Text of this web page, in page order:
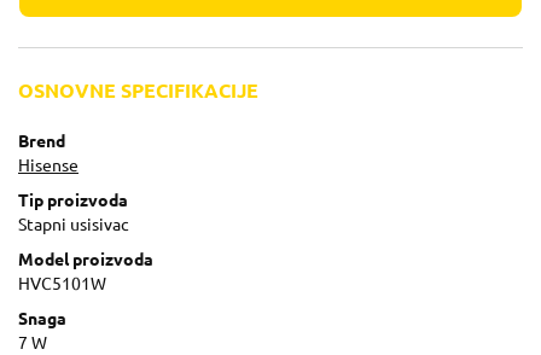
OSNOVNE SPECIFIKACIJE
Brend
Hisense
Tip proizvoda
Stapni usisivac
Model proizvoda
HVC5101W
Snaga
7 W